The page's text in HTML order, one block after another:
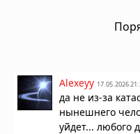
Alexeyy 17.05.2026
да не из-за
нынешнего
уйдет... любого